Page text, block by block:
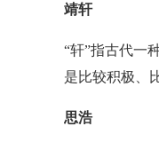
靖轩
“轩”指古代一
是比较积极、
思浩